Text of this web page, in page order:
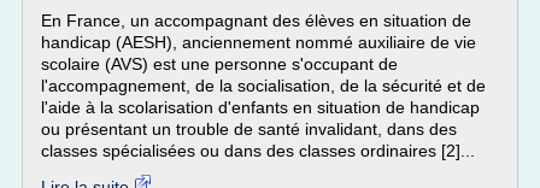
En France, un accompagnant des élèves en situation de
handicap (AESH), anciennement nommé auxiliaire de vie
scolaire (AVS) est une personne s'occupant de
l'accompagnement, de la socialisation, de la sécurité et de
l'aide à la scolarisation d'enfants en situation de handicap
ou présentant un trouble de santé invalidant, dans des
classes spécialisées ou dans des classes ordinaires [2]...